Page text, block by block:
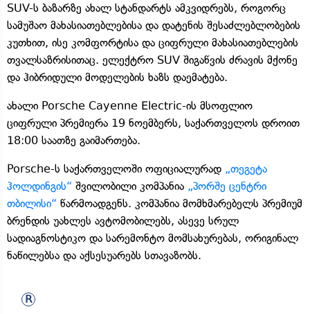
SUV-ს ბაზარზე ახალ სტანდარტს ამკვიდრებს, როგორც
სამუშაო მახასიათებლებისა და დატენის შესაძლებლობების
კუთხით, ისე კომფორტისა და ციფრული მახასიათებლების
თვალსაზრისითაც. ელექტრო SUV შიგაწვის ძრავის მქონე
და ჰიბრიდული მოდელების ხაზს დაემატება.
ახალი Porsche Cayenne Electric-ის მსოფლიო
ციფრული პრემიერა 19 ნოემბერს, საქართველოს დროით
18:00 საათზე გაიმართება.
Porsche-ს საქართველოში ოფიციალურად „თეგეტა
ჰოლდინგის“ შვილობილი კომპანია „პორშე ცენტრი
თბილისი“ წარმოადგენს. კომპანია მომხმარებელს პრემიუმ
ბრენდის უახლეს ავტომობილებს, ასევე სრულ
სადიაგნოსტიკო და სარემონტო მომსახურებას, ორიგინალ
ნაწილებსა და აქსესუარებს სთავაზობს.